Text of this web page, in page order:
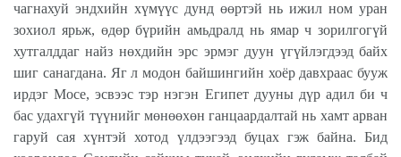
чагнахуй эндхийн хүмүүс дунд өөртэй нь ижил ном уран
зохиол ярьж, өдөр бүрийн амьдралд нь ямар ч зорилгогүй
хутгалддаг найз нөхдийн эрс эрмэг дуун үгүйлэгдээд байх
шиг санагдана. Яг л модон байшингийн хоёр давхраас бууж
ирдэг Мосе, эсвээс тэр нэгэн Египет дууны дүр адил би ч
бас удахгүй түүнийг мөнөөхөн ганцаардалтай нь хамт арван
гаруй сая хүнтэй хотод үлдээгээд буцах гэж байна. Бид